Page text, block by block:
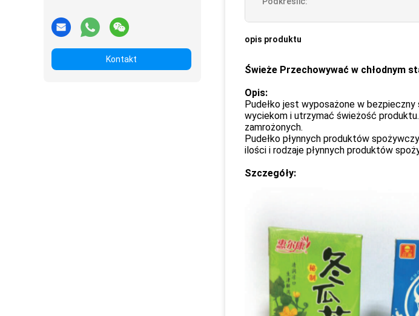
Kontakt
opis produktu
Świeże Przechowywać w chłodnym
Opis:
Pudełko jest wyposażone w
wyciekom i utrzymać świeżość
zamrożonych.
Pudełko płynnych produktów
ilości i rodzaje płynnych produktów
Szczegóły: